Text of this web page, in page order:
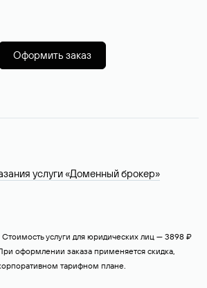
Оформить заказ
услуги «Доменный брокер»
услуги для юридических лиц — 3898 ₽
оформлении заказа применяется скидка,
тарифном плане.